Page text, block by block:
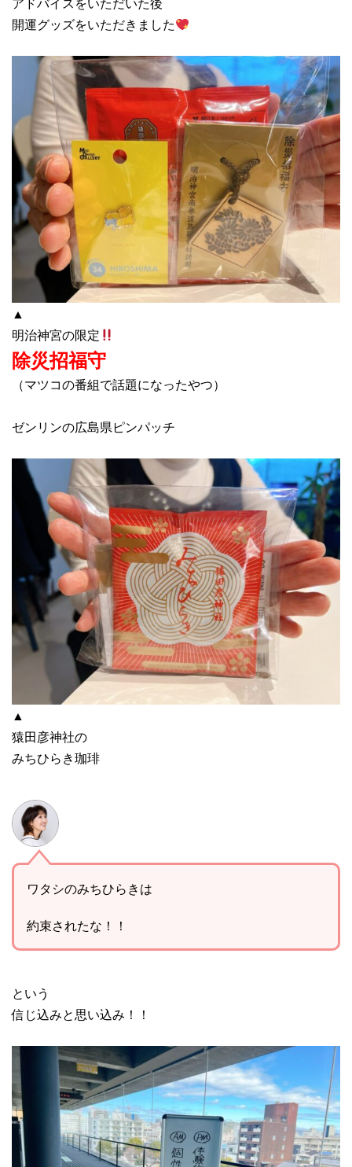
開運グッズをいただきました
▲
明治神宮の限定
除災招福守
（マツコの番組で話題になったやつ）
ゼンリンの広島県ピンパッチ
▲
猿田彦神社の
みちひらき珈琲
ワタシのみちひらきは
約束されたな！！
という
信じ込みと思い込み！！